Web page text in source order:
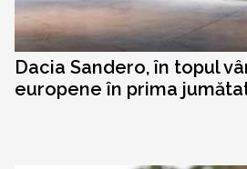
Dacia Sandero, în topul
europene în prima